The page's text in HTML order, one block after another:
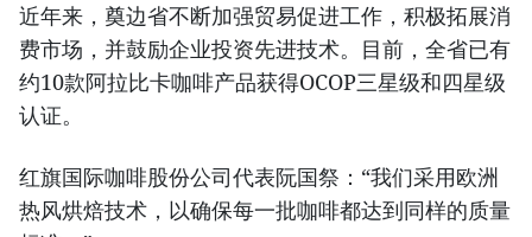
近年来，奠边省不断加强贸易促进工作，积极拓展消
费市场，并鼓励企业投资先进技术。目前，全省已有
约10款阿拉比卡咖啡产品获得OCOP三星级和四星级
认证。
红旗国际咖啡股份公司代表阮国祭：“我们采用欧洲
热风烘焙技术，以确保每一批咖啡都达到同样的质量